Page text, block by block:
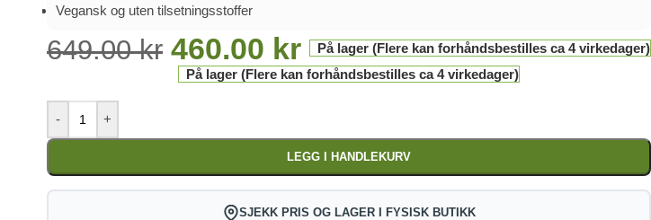
Vegansk og uten tilsetningsstoffer
649.00kr 460.00 kr
På lager (Flere kan forhåndsbestilles ca 4 virkedager)
På lager (Flere kan forhåndsbestilles ca 4 virkedager)
- +
LEGG I HANDLEKURV
SJEKK PRIS OG LAGER I FYSISK BUTIKK